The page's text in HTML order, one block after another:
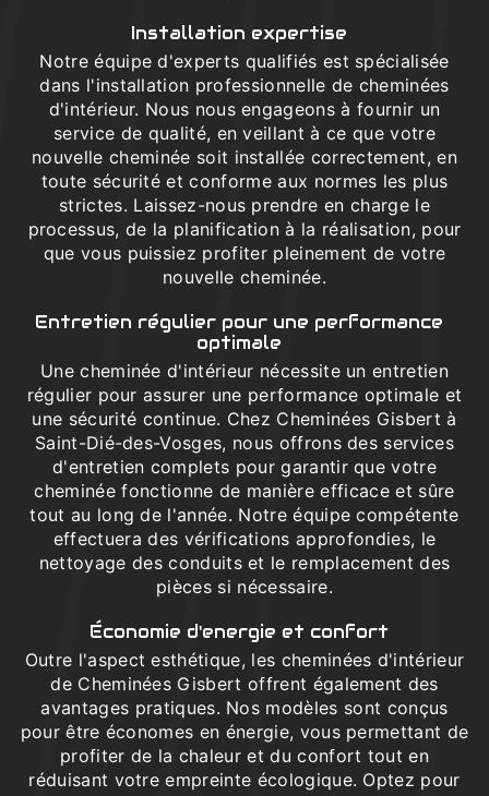
Installation expertise
Notre équipe d'experts qualifiés est spécialisée
dans l'installation professionnelle de cheminées
d'intérieur. Nous nous engageons à fournir un
service de qualité, en veillant à ce que votre
nouvelle cheminée soit installée correctement, en
toute sécurité et conforme aux normes les plus
strictes. Laissez-nous prendre en charge le
processus, de la planification à la réalisation, pour
que vous puissiez profiter pleinement de votre
nouvelle cheminée.
Entretien régulier pour une performance
optimale
Une cheminée d'intérieur nécessite un entretien
régulier pour assurer une performance optimale et
une sécurité continue. Chez Cheminées Gisbert à
Saint-Dié-des-Vosges, nous offrons des services
d'entretien complets pour garantir que votre
cheminée fonctionne de manière efficace et sûre
tout au long de l'année. Notre équipe compétente
effectuera des vérifications approfondies, le
nettoyage des conduits et le remplacement des
pièces si nécessaire.
Économie d'energie et confort
Outre l'aspect esthétique, les cheminées d'intérieur
de Cheminées Gisbert offrent également des
avantages pratiques. Nos modèles sont conçus
pour être économes en énergie, vous permettant de
profiter de la chaleur et du confort tout en
réduisant votre empreinte écologique. Optez pour